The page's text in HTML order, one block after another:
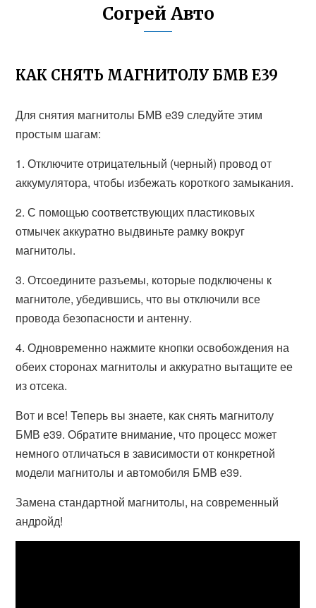
Согрей Авто
КАК СНЯТЬ МАГНИТОЛУ БМВ Е39
Для снятия магнитолы БМВ е39 следуйте этим
простым шагам:
1. Отключите отрицательный (черный) провод от
аккумулятора, чтобы избежать короткого замыкания.
2. С помощью соответствующих пластиковых
отмычек аккуратно выдвиньте рамку вокруг
магнитолы.
3. Отсоедините разъемы, которые подключены к
магнитоле, убедившись, что вы отключили все
провода безопасности и антенну.
4. Одновременно нажмите кнопки освобождения на
обеих сторонах магнитолы и аккуратно вытащите ее
из отсека.
Вот и все! Теперь вы знаете, как снять магнитолу
БМВ е39. Обратите внимание, что процесс может
немного отличаться в зависимости от конкретной
модели магнитолы и автомобиля БМВ е39.
Замена стандартной магнитолы, на современный
андройд!